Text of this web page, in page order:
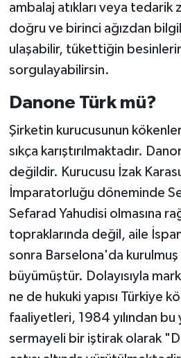
ambalaj atıkları veya tedarik
doğru ve birinci ağızdan
ulaşabilir, tükettiğin besinlerin
sorgulayabilirsin.
Danone Türk mü?
Şirketin kurucusunun
sıkça karıştırılmaktadır.
değildir. Kurucusu İzak
İmparatorluğu döneminde
Sefarad Yahudisi olmasına
topraklarında değil, aile
sonra Barselona'da
büyümüştür. Dolayısıyla
ne de hukuki yapısı Türkiye
faaliyetleri, 1984 yılından bu
sermayeli bir iştirak olarak